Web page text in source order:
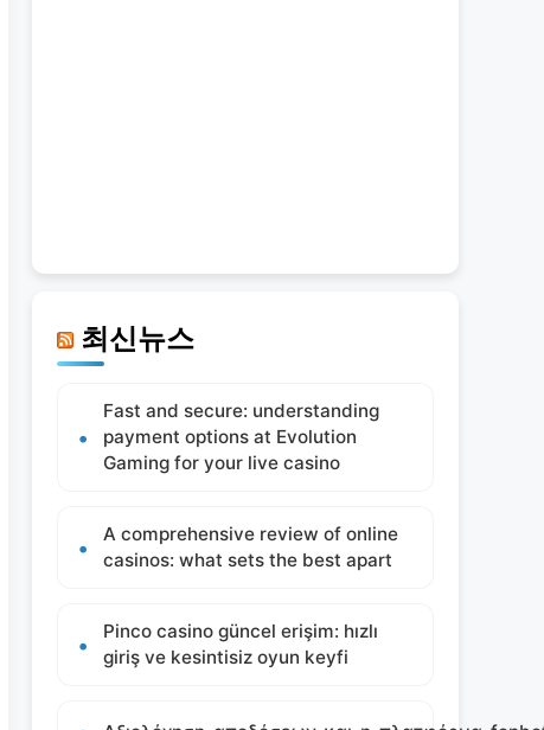
최신뉴스
Fast and secure: understanding
payment options at Evolution
Gaming for your live casino
A comprehensive review of online
casinos: what sets the best apart
Pinco casino güncel erişim: hızlı
giriş ve kesintisiz oyun keyfi